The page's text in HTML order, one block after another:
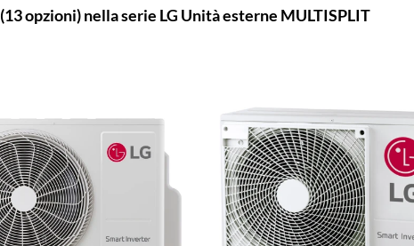
(13 opzioni) nella serie LG Unità esterne MULTISPLIT